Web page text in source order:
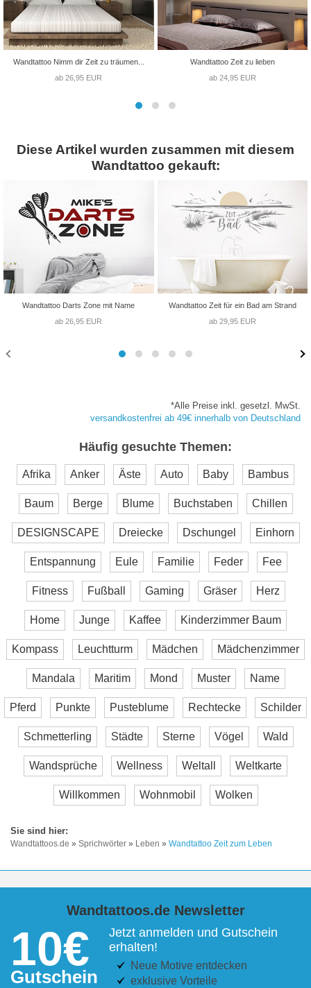
Wandtattoo Nimm dir Zeit zu träumen...
ab 26,95 EUR
Wandtattoo Zeit zu lieben
ab 24,95 EUR
Diese Artikel wurden zusammen mit diesem
Wandtattoo gekauft:
Wandtattoo Darts Zone mit Name
ab 26,95 EUR
Wandtattoo Zeit für ein Bad am Strand
ab 29,95 EUR
*Alle Preise inkl. gesetzl. MwSt.
versandkostenfrei ab 49€ innerhalb von Deutschland
Häufig gesuchte Themen:
Afrika Anker Äste Auto Baby Bambus
Baum Berge Blume Buchstaben Chillen
DESIGNSCAPE Dreiecke Dschungel Einhorn
Entspannung Eule Familie Feder Fee
Fitness Fußball Gaming Gräser Herz
Home Junge Kaffee Kinderzimmer Baum
Kompass Leuchtturm Mädchen Mädchenzimmer
Mandala Maritim Mond Muster Name
Pferd Punkte Pusteblume Rechtecke Schilder
Schmetterling Städte Sterne Vögel Wald
Wandsprüche Wellness Weltall Weltkarte
Willkommen Wohnmobil Wolken
Wandtattoos.de » Sprichwörter » Leben » Wandtattoo Zeit zum Leben
Wandtattoos.de Newsletter
10€
Gutschein
Jetzt anmelden und Gutschein
erhalten!
Neue Motive entdecken
exklusive Vorteile